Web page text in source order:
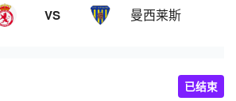
VS 曼西莱斯
已结束